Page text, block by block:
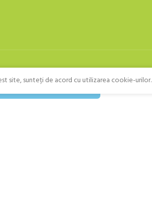
site, sunteți de acord cu utilizarea cookie-urilor.
Retragere din contract